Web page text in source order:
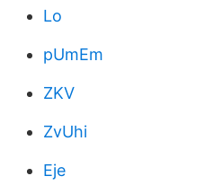
Lo
pUmEm
ZKV
ZvUhi
Eje